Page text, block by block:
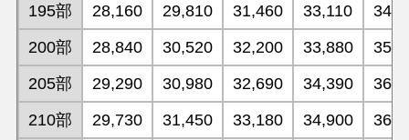
195部
28,160 29,810 31,460 33,110
200部
28,840 30,520 32,200 33,880
205部
29,290 30,980 32,690 34,390
210部
29,730 31,450 33,180 34,900